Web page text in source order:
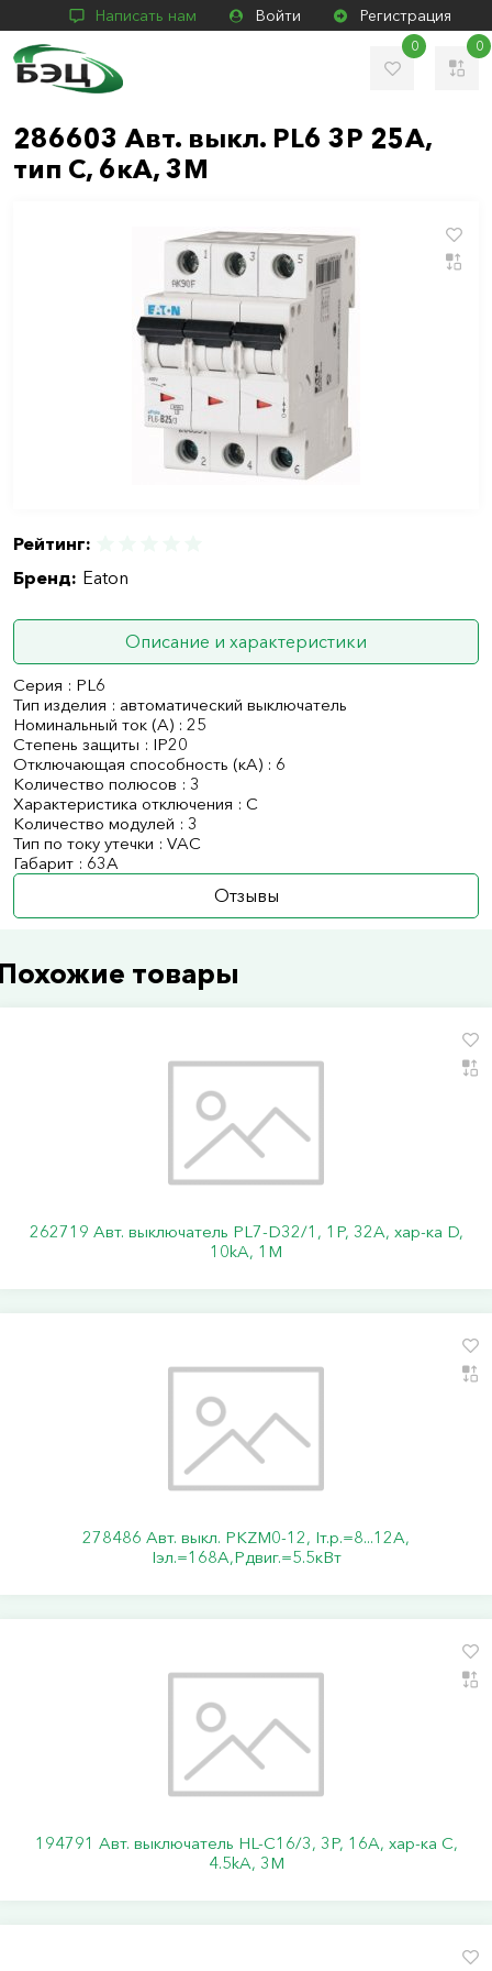
Написать нам Войти Регистрация
0 0
286603 Авт. выкл. PL6 3P 25А,
тип С, 6кА, 3М
Рейтинг:
Бренд: Eaton
Описание и характеристики
Серия : PL6
Тип изделия : автоматический выключатель
Номинальный ток (А) : 25
Степень защиты : IP20
Отключающая способность (кА) : 6
Количество полюсов : 3
Характеристика отключения : C
Количество модулей : 3
Тип по току утечки : VAC
Габарит : 63А
Отзывы
товары
262719 Авт. выключатель PL7-D32/1, 1P, 32A, хар-ка D,
10kA, 1M
278486 Авт. выкл. PKZM0-12, Iт.р.=8...12А,
Iэл.=168А,Pдвиг.=5.5кВт
194791 Авт. выключатель HL-C16/3, 3P, 16A, хар-ка C,
4.5kA, 3M